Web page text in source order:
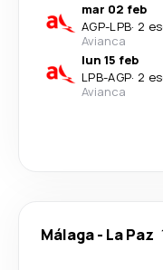
mar 02 feb
AGP-LPB· 2
Avianca
lun 15 feb
LPB-AGP· 2
Avianca
Málaga- La Paz